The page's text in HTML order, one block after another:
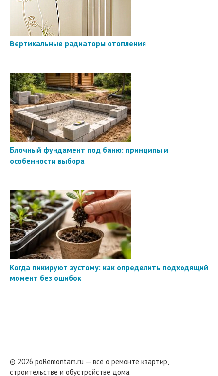
Вертикальные радиаторы отопления
Блочный фундамент под баню: принципы и
особенности выбора
Когда пикируют эустому: как определить подходящий
момент без ошибок
© 2026 poRemontam.ru — всё о ремонте квартир,
строительстве и обустройстве дома.